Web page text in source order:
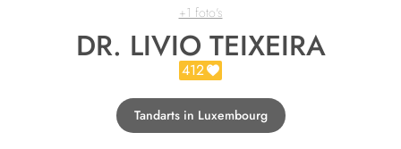
+1 foto's
DR. LIVIO TEIXEIRA
412
Tandarts in Luxembourg